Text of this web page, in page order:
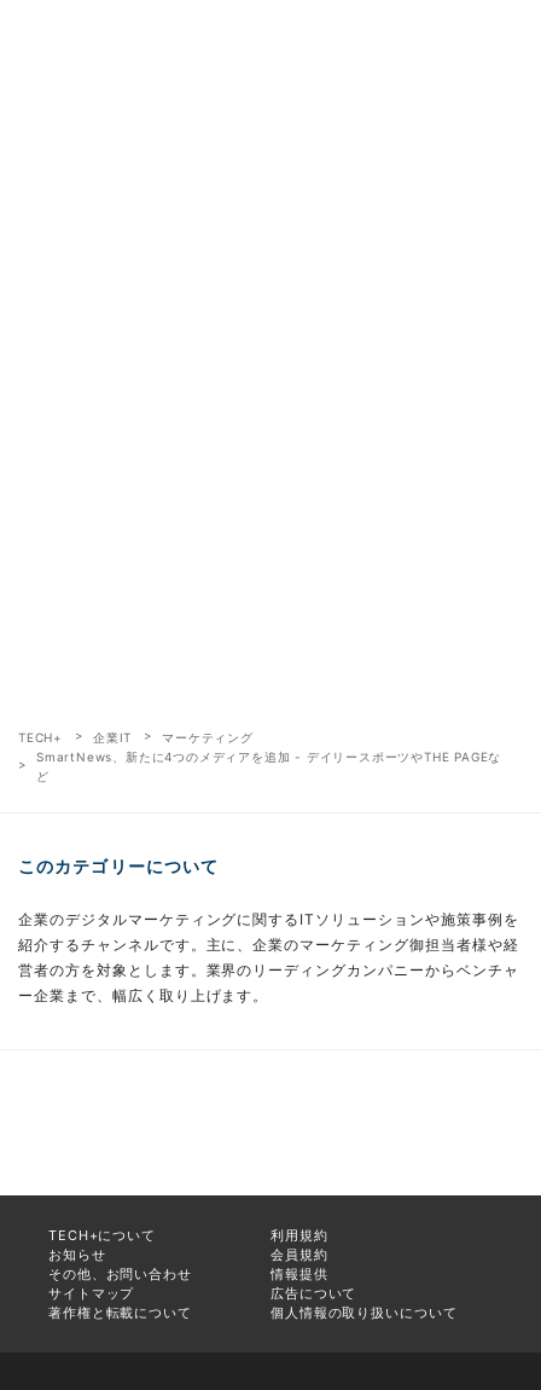
TECH+ 企業IT
マーケティング
SmartNews、新たに4つのメディアを追加 - デイリースポーツやTHE PAGEな
ど
このカテゴリーについて
企業のデジタルマーケティングに関するITソリューションや施策事例を
紹介するチャンネルです。主に、企業のマーケティング御担当者様や経
営者の方を対象とします。業界のリーディングカンパニーからベンチャ
ー企業まで、幅広く取り上げます。
TECH+について
利用規約
お知らせ
会員規約
その他、お問い合わせ
情報提供
サイトマップ
広告について
著作権と転載について
個人情報の取り扱いについて